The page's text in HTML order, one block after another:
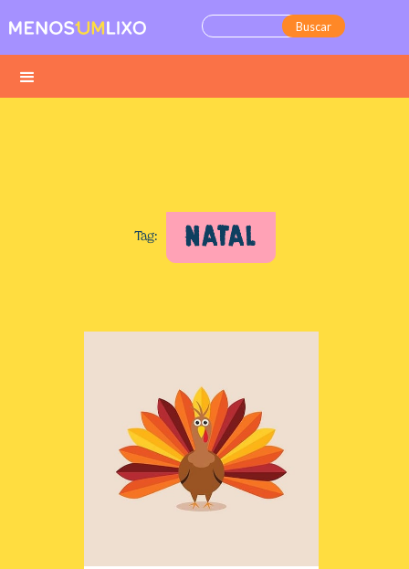
Tag: NATAL